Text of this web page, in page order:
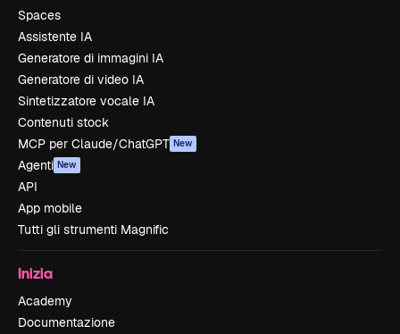
Spaces
Assistente IA
Generatore di immagini IA
Generatore di video IA
Sintetizzatore vocale IA
Contenuti stock
MCP per Claude/ChatGPT New
Agenti New
API
App mobile
Tutti gli strumenti Magnific
Inizia
Academy
Documentazione